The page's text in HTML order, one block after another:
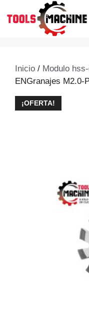
Inicio / Modulo
ENGranajes M2.0-
¡OFERTA!